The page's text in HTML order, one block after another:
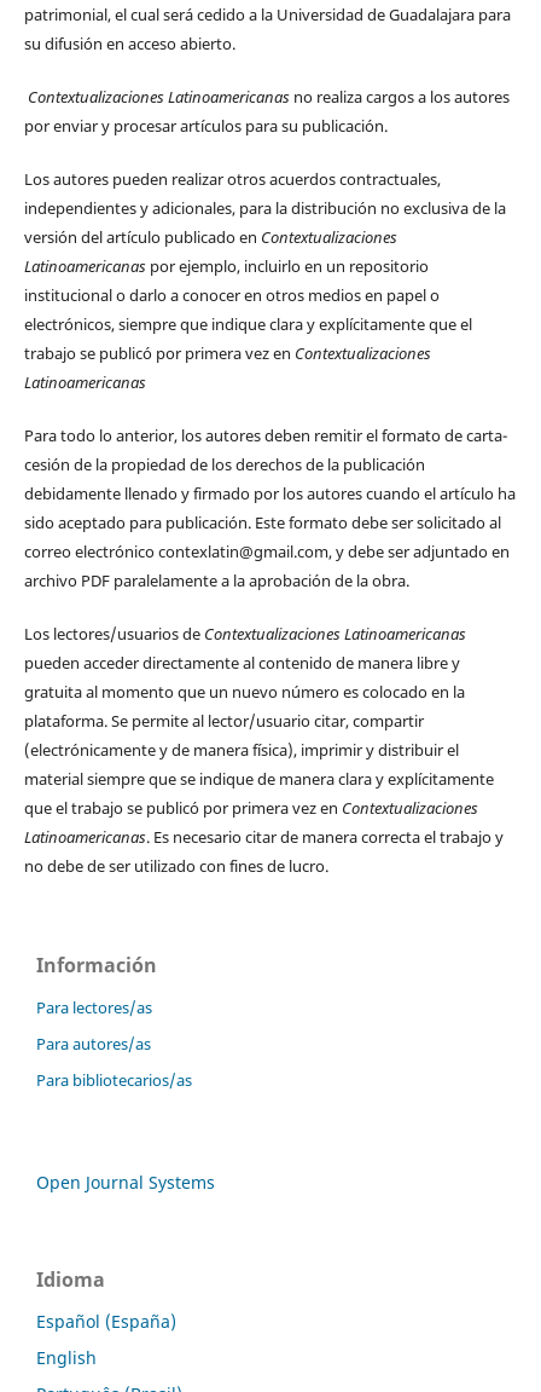
patrimonial, el cual será cedido a la Universidad de Guadalajara para
su difusión en acceso abierto.
Contextualizaciones Latinoamericanas no realiza cargos a los autores
por enviar y procesar artículos para su publicación.
Los autores pueden realizar otros acuerdos contractuales,
independientes y adicionales, para la distribución no exclusiva de la
versión del artículo publicado en Contextualizaciones
Latinoamericanaspor ejemplo, incluirlo en un repositorio
institucional o darlo a conocer en otros medios en papel o
electrónicos, siempre que indique clara y explícitamente que el
trabajo se publicó por primera vez en Contextualizaciones
Latinoamericanas
Para todo lo anterior, los autores deben remitir el formato de carta-
cesión de la propiedad de los derechos de la publicación
debidamente llenado y firmado por los autores cuando el artículo ha
sido aceptado para publicación. Este formato debe ser solicitado al
correo electrónico contexlatin@gmail.com, y debe ser adjuntado en
archivo PDF paralelamente a la aprobación de la obra.
Los lectores/usuarios de Contextualizaciones Latinoamericanas
pueden acceder directamente al contenido de manera libre y
gratuita al momento que un nuevo número es colocado en la
plataforma. Se permite al lector/usuario citar, compartir
(electrónicamente y de manera física), imprimir y distribuir el
material siempre que se indique de manera clara y explícitamente
que el trabajo se publicó por primera vez en Contextualizaciones
Latinoamericanas. Es necesario citar de manera correcta el trabajo y
no debe de ser utilizado con fines de lucro.
Información
Para lectores/as
Para autores/as
Para bibliotecarios/as
Open Journal Systems
Idioma
Español (España)
English